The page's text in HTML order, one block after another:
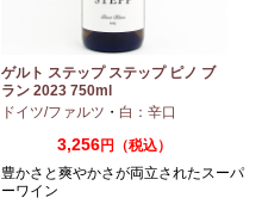
ゲルト ステップ ステップ ピノ ブ
ラン 2023 750ml
ドイツ/ファルツ ・ 白：辛口
3,256円（税込）
豊かさと爽やかさが両立されたスーパ
ーワイン